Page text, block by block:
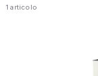
1 articolo